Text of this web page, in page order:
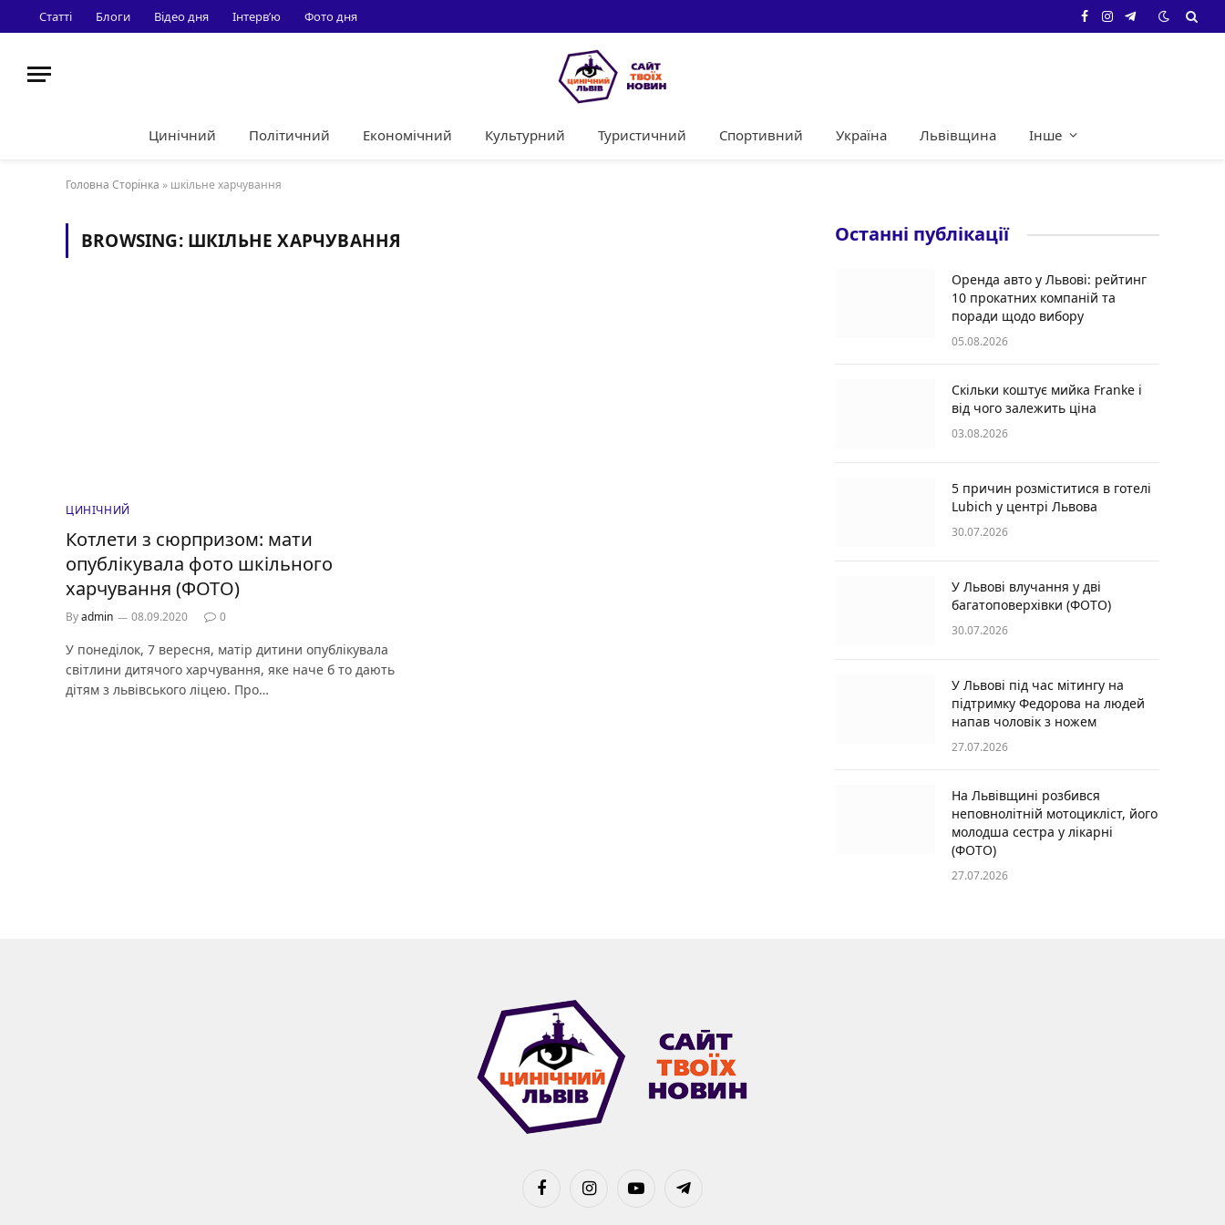
Статті Блоги Відео дня Інтерв’ю Фото дня Facebook
Instagram
Telegram
Цинічний Політичний Економічний Культурний Туристичний Спортивний Україна Львівщина Інше
Головна Сторінка » шкільне харчування
BROWSING: ШКІЛЬНЕ ХАРЧУВАННЯ
ЦИНІЧНИЙ
Котлети з сюрпризом: мати
опублікувала фото шкільного
харчування (ФОТО)
Byadmin 08.09.2020 0
У понеділок, 7 вересня, матір дитини опублікувала
світлини дитячого харчування, яке наче б то дають
дітям з львівського ліцею. Про…
Останні публікації
Оренда авто у Львові: рейтинг
10 прокатних компаній та
поради щодо вибору
05.08.2026
Скільки коштує мийка Franke і
від чого залежить ціна
03.08.2026
5 причин розміститися в готелі
Lubich у центрі Львова
30.07.2026
У Львові влучання у дві
багатоповерхівки (ФОТО)
30.07.2026
У Львові під час мітингу на
підтримку Федорова на людей
напав чоловік з ножем
27.07.2026
На Львівщині розбився
неповнолітній мотоцикліст, його
молодша сестра у лікарні
(ФОТО)
27.07.2026
FacebookInstagramYouTube Telegram